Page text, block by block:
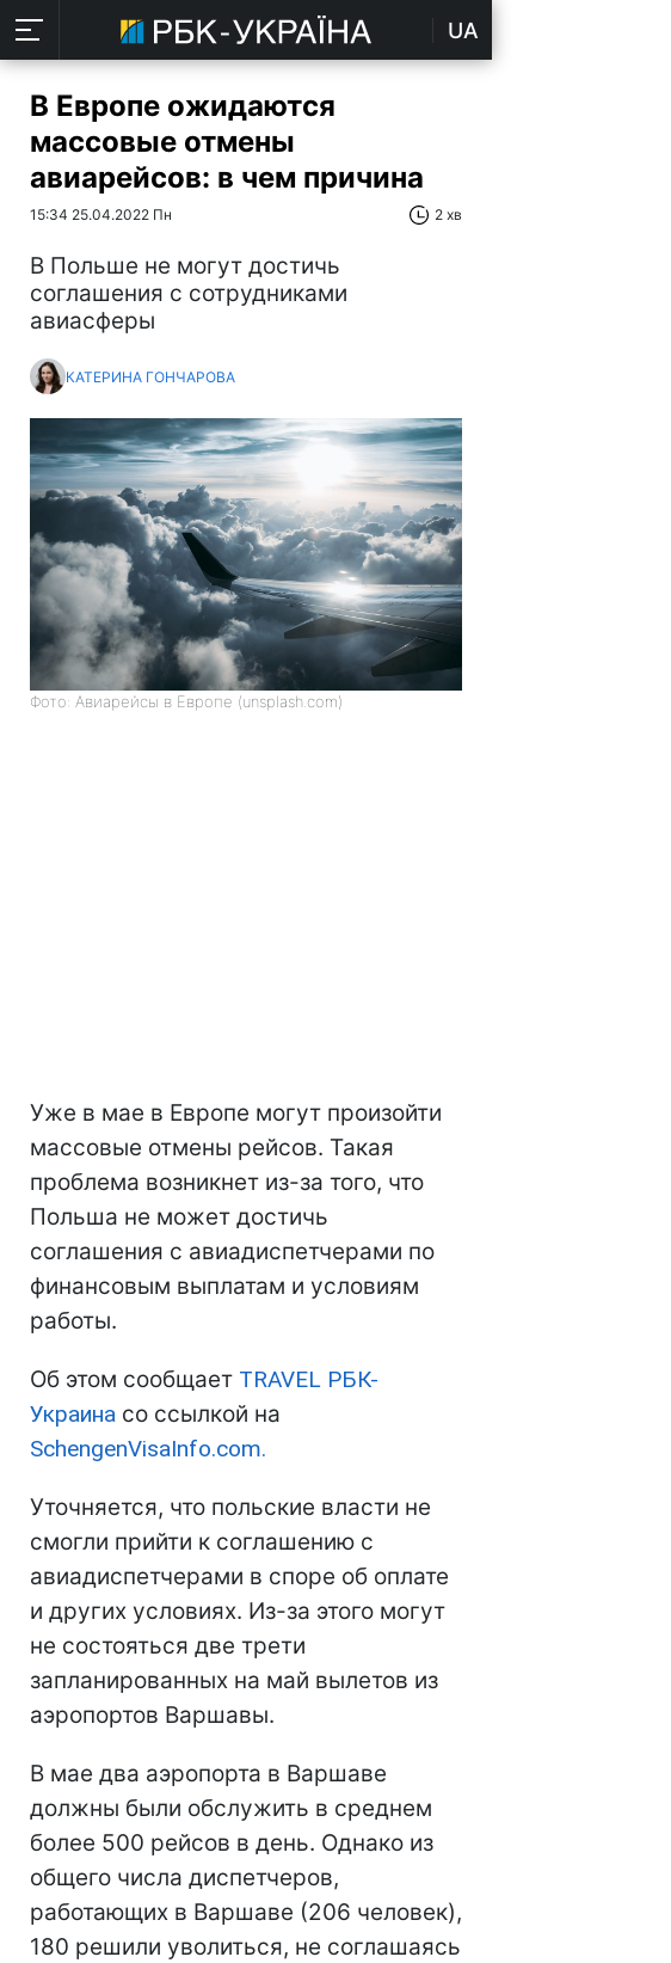
UA
В Европе ожидаются
массовые отмены
авиарейсов: в чем причина
15:34 25.04.2022 Пн 2 хв
В Польше не могут достичь
соглашения с сотрудниками
авиасферы
КАТЕРИНА ГОНЧАРОВА
Фото: Авиарейсы в Европе (unsplash.com)
Уже в мае в Европе могут произойти
массовые отмены рейсов. Такая
проблема возникнет из-за того, что
Польша не может достичь
соглашения с авиадиспетчерами по
финансовым выплатам и условиям
работы.
Об этом сообщает TRAVEL РБК-
Украина со ссылкой на
SchengenVisaInfo.com.
Уточняется, что польские власти не
смогли прийти к соглашению с
авиадиспетчерами в споре об оплате
и других условиях. Из-за этого могут
не состояться две трети
запланированных на май вылетов из
аэропортов Варшавы.
В мае два аэропорта в Варшаве
должны были обслужить в среднем
более 500 рейсов в день. Однако из
общего числа диспетчеров,
работающих в Варшаве (206 человек),
180 решили уволиться, не соглашаясь